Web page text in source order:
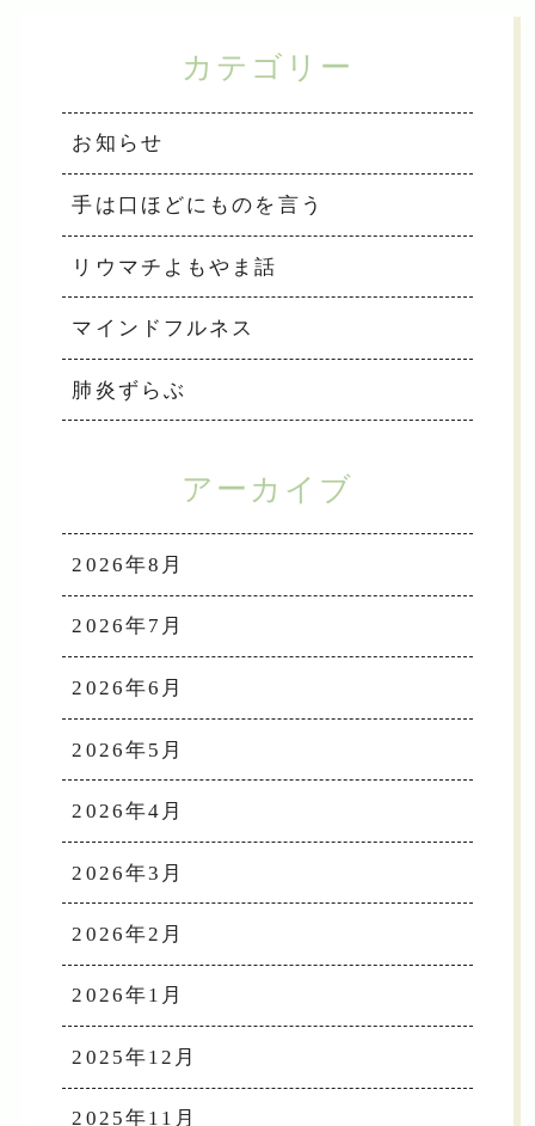
カテゴリー
お知らせ
手は口ほどにものを言う
リウマチよもやま話
マインドフルネス
肺炎ずらぶ
アーカイブ
2026年8月
2026年7月
2026年6月
2026年5月
2026年4月
2026年3月
2026年2月
2026年1月
2025年12月
2025年11月